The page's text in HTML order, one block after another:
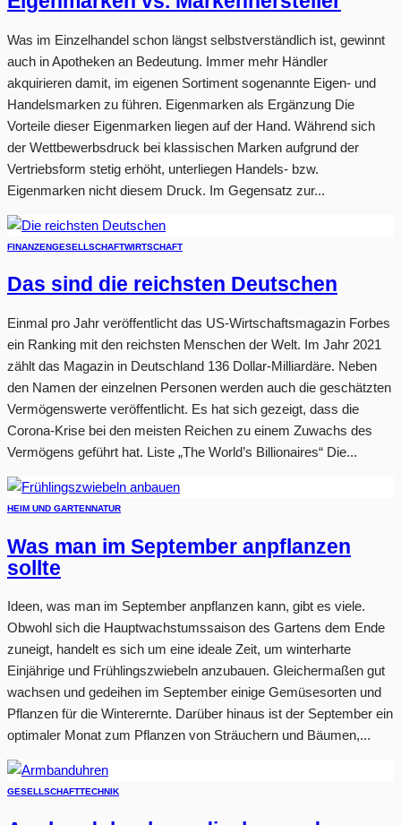
Was im Einzelhandel schon längst selbstverständlich ist, gewinnt
auch in Apotheken an Bedeutung. Immer mehr Händler
akquirieren damit, im eigenen Sortiment sogenannte Eigen- und
Handelsmarken zu führen. Eigenmarken als Ergänzung Die
Vorteile dieser Eigenmarken liegen auf der Hand. Während sich
der Wettbewerbsdruck bei klassischen Marken aufgrund der
Vertriebsform stetig erhöht, unterliegen Handels- bzw.
Eigenmarken nicht diesem Druck. Im Gegensatz zur...
FINANZENGESELLSCHAFTWIRTSCHAFT
Das sind die reichsten Deutschen
Einmal pro Jahr veröffentlicht das US-Wirtschaftsmagazin Forbes
ein Ranking mit den reichsten Menschen der Welt. Im Jahr 2021
zählt das Magazin in Deutschland 136 Dollar-Milliardäre. Neben
den Namen der einzelnen Personen werden auch die geschätzten
Vermögenswerte veröffentlicht. Es hat sich gezeigt, dass die
Corona-Krise bei den meisten Reichen zu einem Zuwachs des
Vermögens geführt hat. Liste „The World’s Billionaires“ Die...
HEIM UND GARTENNATUR
Was man im September anpflanzen
sollte
Ideen, was man im September anpflanzen kann, gibt es viele.
Obwohl sich die Hauptwachstumssaison des Gartens dem Ende
zuneigt, handelt es sich um eine ideale Zeit, um winterharte
Einjährige und Frühlingszwiebeln anzubauen. Gleichermaßen gut
wachsen und gedeihen im September einige Gemüsesorten und
Pflanzen für die Winterernte. Darüber hinaus ist der September ein
optimaler Monat zum Pflanzen von Sträuchern und Bäumen,...
GESELLSCHAFTTECHNIK